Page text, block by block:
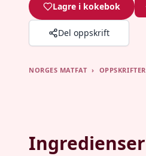
Lagre i kokebok
Del oppskrift
NORGES MATFAT › OPPSKRIFTER
Ingredienser